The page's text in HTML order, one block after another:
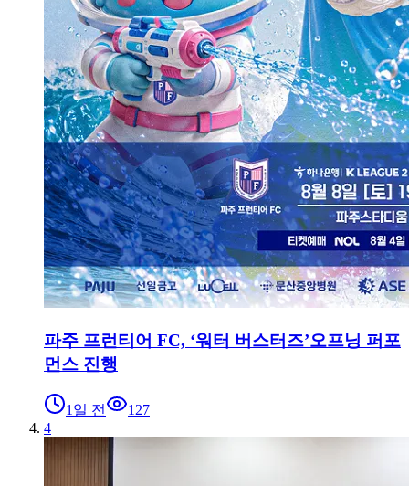
파주 프런티어 FC, ‘워터 버스터즈’오프닝 퍼포
먼스 진행
1일 전
127
4